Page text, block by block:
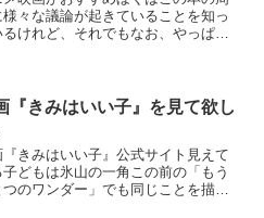
様々な議論が起きていることを知っ
るけれど、それでもなお、やっぱり
映画は見ていない。マ...
『きみはいい子』を見て欲し
『きみはいい子』公式サイト見えて
子どもは氷山の一角この前の「もう
のワンダー」でも同じことを描い